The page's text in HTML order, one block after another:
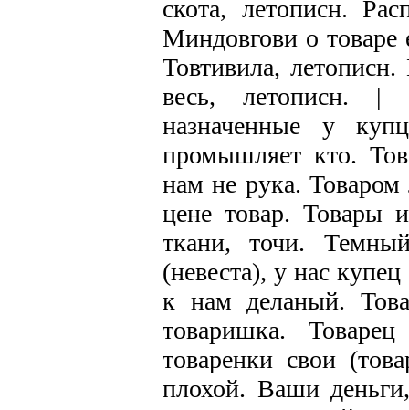
скота, летописн.
Миндовгови о товаре
Товтивила,
весь, летописн. |
назначенные у
промышляет кто.
нам не рука. Товаром
цене товар. Товары
ткани, точи.
(невеста), у нас
к нам деланый.
товаришка.
товаренки свои
плохой. Ваши